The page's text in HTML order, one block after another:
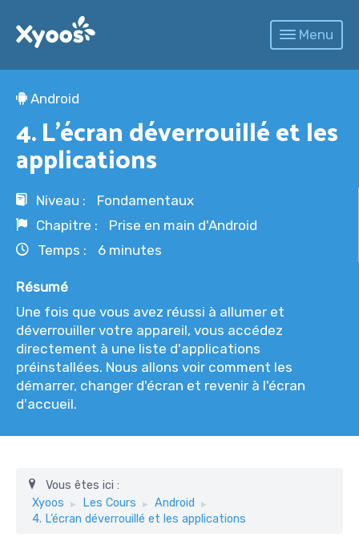
Menu
android Android
4. L’écran déverrouillé et les
applications
Niveau
Fondamentaux
Chapitre
Prise en main d'Android
Temps
6 minutes
Résumé
Une fois que vous avez réussi à allumer et
déverrouiller votre appareil, vous accédez
directement à une liste d'applications
préinstallées. Nous allons voir comment les
démarrer, changer d'écran et revenir à l'écran
d'accueil.
Vous êtes ici :
Xyoos
Les Cours
Android
4. L’écran déverrouillé et les applications